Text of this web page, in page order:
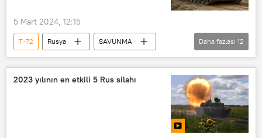
5 Mart 2024, 12:15
T-72 Rusya
SAVUNMA
Ukrayna
Ukrayna krizi
Abrams
Abrams tankı
Daha fazlası 12
2023 yılının en etkili 5 Rus silahı